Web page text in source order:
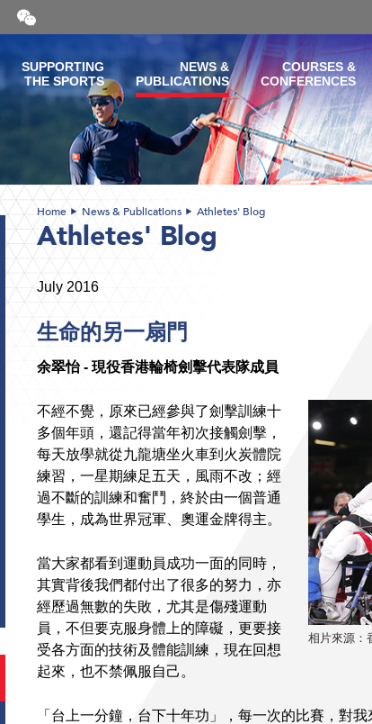
Open
and
WeChat
QR
code
SUPPORTING
THE SPORTS
NEWS &
PUBLICATIONS
COURSES &
CONFERENCES
Home News & Publications Athletes' Blog
Athletes' Blog
July 2016
生命的另一扇門
余翠怡 - 現役香港輪椅劍擊代表隊成員
相片來源：
不經不覺，原來已經參與了劍擊訓練十
多個年頭，還記得當年初次接觸劍擊，
每天放學就從九龍塘坐火車到火炭體院
練習，一星期練足五天，風雨不改；經
過不斷的訓練和奮鬥，終於由一個普通
學生，成為世界冠軍、奧運金牌得主。
當大家都看到運動員成功一面的同時，
其實背後我們都付出了很多的努力，亦
經歷過無數的失敗，尤其是傷殘運動
員，不但要克服身體上的障礙，更要接
受各方面的技術及體能訓練，現在回想
起來，也不禁佩服自己。
「台上一分鐘，台下十年功」，每一次的比賽，對